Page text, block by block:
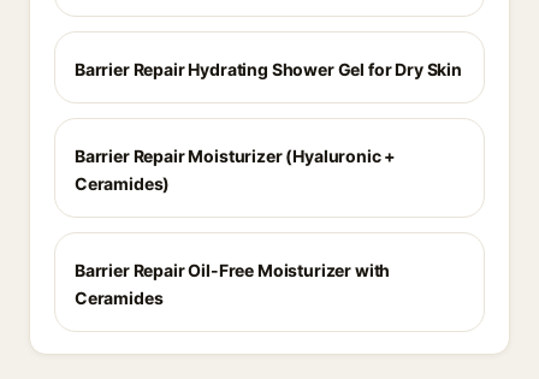
Barrier Repair Hydrating Shower Gel for Dry Skin
Barrier Repair Moisturizer (Hyaluronic +
Ceramides)
Barrier Repair Oil-Free Moisturizer with
Ceramides